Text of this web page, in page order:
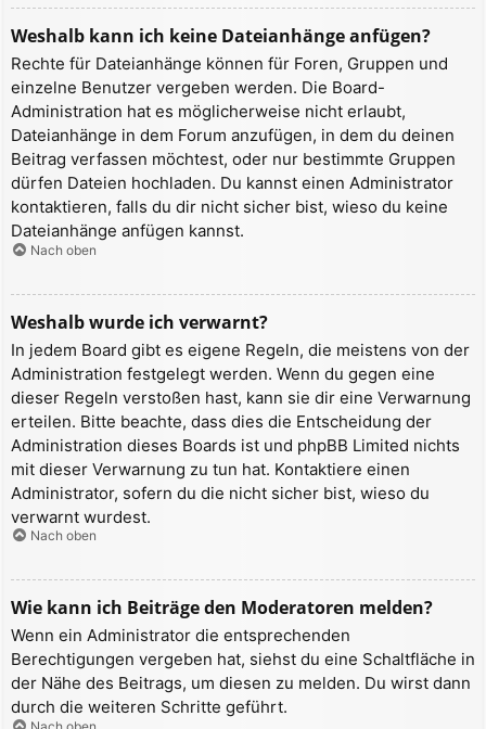
Weshalb kann ich keine Dateianhänge anfügen?
Rechte für Dateianhänge können für Foren, Gruppen und
einzelne Benutzer vergeben werden. Die Board-
Administration hat es möglicherweise nicht erlaubt,
Dateianhänge in dem Forum anzufügen, in dem du deinen
Beitrag verfassen möchtest, oder nur bestimmte Gruppen
dürfen Dateien hochladen. Du kannst einen Administrator
kontaktieren, falls du dir nicht sicher bist, wieso du keine
Dateianhänge anfügen kannst.
Nach oben
Weshalb wurde ich verwarnt?
In jedem Board gibt es eigene Regeln, die meistens von der
Administration festgelegt werden. Wenn du gegen eine
dieser Regeln verstoßen hast, kann sie dir eine Verwarnung
erteilen. Bitte beachte, dass dies die Entscheidung der
Administration dieses Boards ist und phpBB Limited nichts
mit dieser Verwarnung zu tun hat. Kontaktiere einen
Administrator, sofern du die nicht sicher bist, wieso du
verwarnt wurdest.
Nach oben
Wie kann ich Beiträge den Moderatoren melden?
Wenn ein Administrator die entsprechenden
Berechtigungen vergeben hat, siehst du eine Schaltfläche in
der Nähe des Beitrags, um diesen zu melden. Du wirst dann
durch die weiteren Schritte geführt.